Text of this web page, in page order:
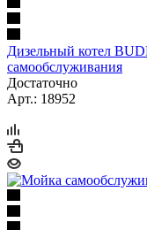
Дизельный котел
самообслуживания
Достаточно
Арт.: 18952